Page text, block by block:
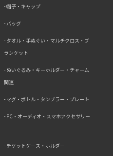
帽子・キャップ
バッグ
タオル・手ぬぐい・マルチクロス・ブ
ランケット
ぬいぐるみ・キーホルダー・チャーム
関連
マグ・ボトル・タンブラー・プレート
PC・オーディオ・スマホアクセサリー
チケットケース・ホルダー